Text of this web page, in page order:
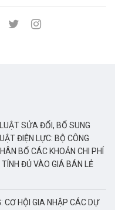
SỬA ĐỔI, BỔ SUNG
ĐIỆN LỰC: BỘ CÔNG
BỔ CÁC KHOẢN CHI PHÍ
ĐỦ VÀO GIÁ BÁN LẺ
CƠ HỘI GIA NHẬP CÁC DỰ